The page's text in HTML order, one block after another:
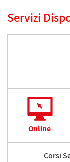
Servizi
Online
Corsi